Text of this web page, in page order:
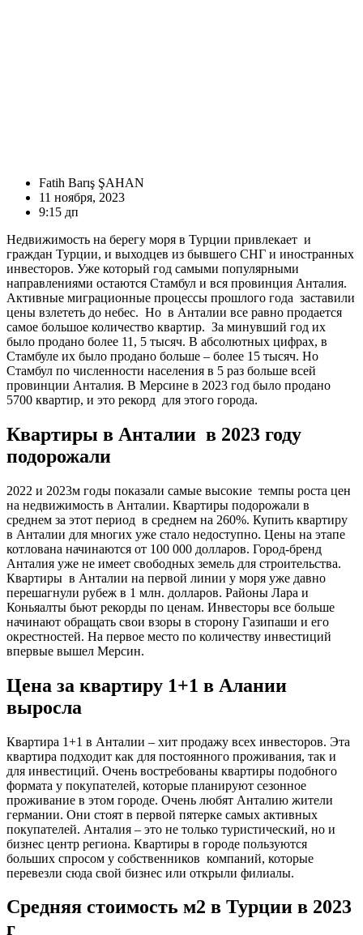
Fatih Barış ŞAHAN
11 ноября, 2023
9:15 дп
Недвижимость на берегу моря в Турции привлекает и
граждан Турции, и выходцев из бывшего СНГ и иностранных
инвесторов. Уже который год самыми популярными
направлениями остаются Стамбул и вся провинция Анталия.
Активные миграционные процессы прошлого года заставили
цены взлететь до небес. Но в Анталии все равно продается
самое большое количество квартир. За минувший год их
было продано более 11, 5 тысяч. В абсолютных цифрах, в
Стамбуле их было продано больше – более 15 тысяч. Но
Стамбул по численности населения в 5 раз больше всей
провинции Анталия. В Мерсине в 2023 год было продано
5700 квартир, и это рекорд для этого города.
Квартиры в Анталии в 2023 году
подорожали
2022 и 2023м годы показали самые высокие темпы роста цен
на недвижимость в Анталии. Квартиры подорожали в
среднем за этот период в среднем на 260%. Купить квартиру
в Анталии для многих уже стало недоступно. Цены на этапе
котлована начинаются от 100 000 долларов. Город-бренд
Анталия уже не имеет свободных земель для строительства.
Квартиры в Анталии на первой линии у моря уже давно
перешагнули рубеж в 1 млн. долларов. Районы Лара и
Коньяалты бьют рекорды по ценам. Инвесторы все больше
начинают обращать свои взоры в сторону Газипаши и его
окрестностей. На первое место по количеству инвестиций
впервые вышел Мерсин.
Цена за квартиру 1+1 в Алании
выросла
Квартира 1+1 в Анталии – хит продажу всех инвесторов. Эта
квартира подходит как для постоянного проживания, так и
для инвестиций. Очень востребованы квартиры подобного
формата у покупателей, которые планируют сезонное
проживание в этом городе. Очень любят Анталию жители
германии. Они стоят в первой пятерке самых активных
покупателей. Анталия – это не только туристический, но и
бизнес центр региона. Квартиры в городе пользуются
больших спросом у собственников компаний, которые
перевезли сюда свой бизнес или открыли филиалы.
Средняя стоимость м2 в Турции в 2023
г